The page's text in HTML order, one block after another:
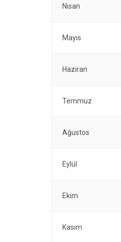
Nisan
Mayıs
Haziran
Temmuz
Ağustos
Eylül
Ekim
Kasım